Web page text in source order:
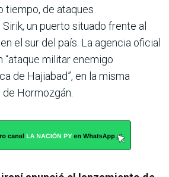
tiempo, de ataques
un puerto situado frente al
el sur del país. La agencia oficial
“ataque militar enemigo
de Hajiabad”, en la misma
Hormozgán.